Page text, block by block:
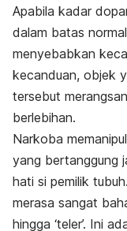
Apabila kadar
dalam batas
menyebabkan
kecanduan, objek
tersebut
berlebihan.
Narkoba
yang bertanggung
hati si pemilik
merasa sangat
hingga ‘teler’. Ini